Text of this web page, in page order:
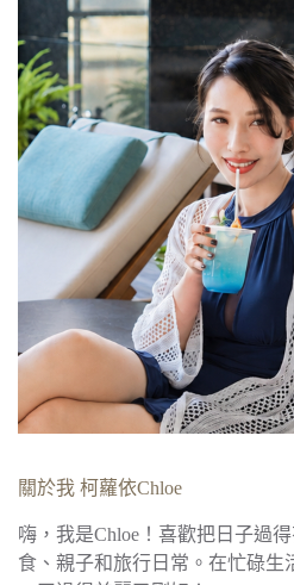
關於我 柯蘿依Chloe
嗨，我是Chloe！喜歡把日子過
食、親子和旅行日常。在忙碌生